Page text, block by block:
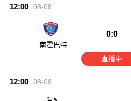
12:00 08-08
南霍巴特
0:0
直播中
12:00 08-08